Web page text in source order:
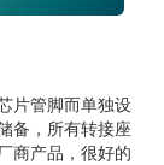
片管脚而单独设
备，所有转接座
商产品，很好的